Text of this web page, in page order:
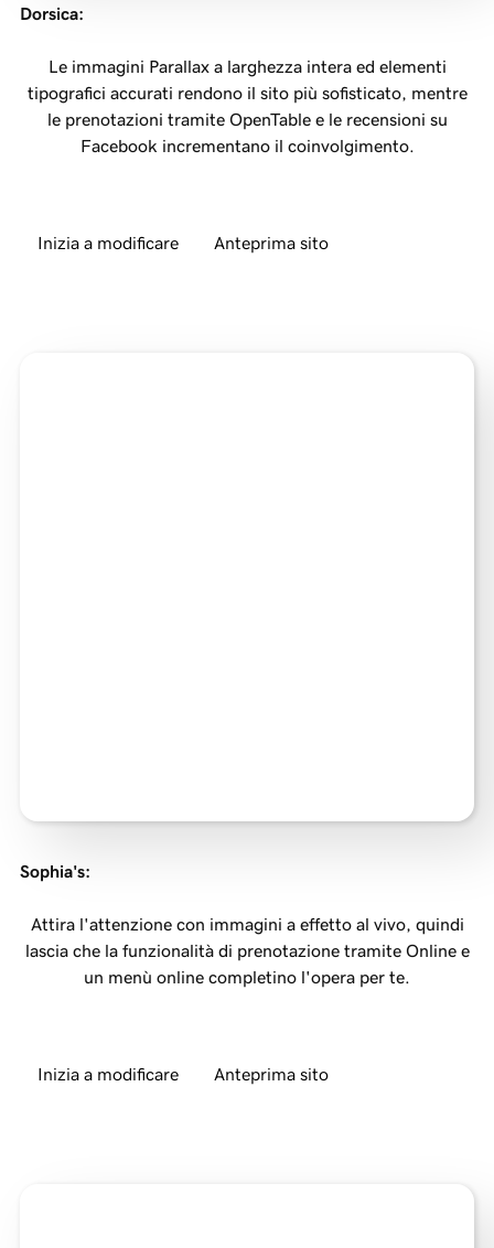
Dorsica:
Le immagini Parallax a larghezza intera ed elementi
tipografici accurati rendono il sito più sofisticato, mentre
le prenotazioni tramite OpenTable e le recensioni su
Facebook incrementano il coinvolgimento.
Inizia a modificare Anteprima sito
Sophia's:
Attira l'attenzione con immagini a effetto al vivo, quindi
lascia che la funzionalità di prenotazione tramite Online e
un menù online completino l'opera per te.
Inizia a modificare Anteprima sito